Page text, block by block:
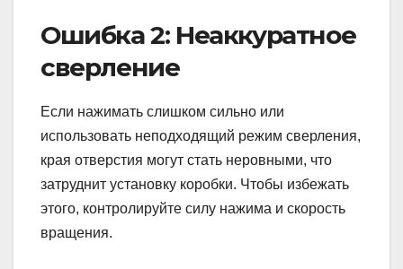
Ошибка 2: Неаккуратное
сверление
Если нажимать слишком сильно или
использовать неподходящий режим сверления,
края отверстия могут стать неровными, что
затруднит установку коробки. Чтобы избежать
этого, контролируйте силу нажима и скорость
вращения.